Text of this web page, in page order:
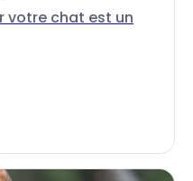
votre chat est un